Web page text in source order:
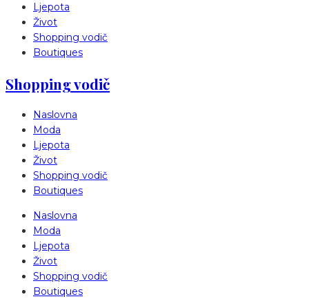
Ljepota
Život
Shopping vodič
Boutiques
Shopping vodič
Naslovna
Moda
Ljepota
Život
Shopping vodič
Boutiques
Naslovna
Moda
Ljepota
Život
Shopping vodič
Boutiques